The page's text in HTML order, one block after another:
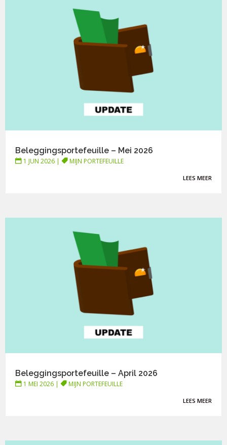
Beleggingsportefeuille – Mei 2026
1 JUN 2026 | MIJN PORTEFEUILLE
LEES MEER
Beleggingsportefeuille – April 2026
1 MEI 2026 | MIJN PORTEFEUILLE
LEES MEER